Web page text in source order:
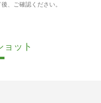
、ご確認ください。
ョット